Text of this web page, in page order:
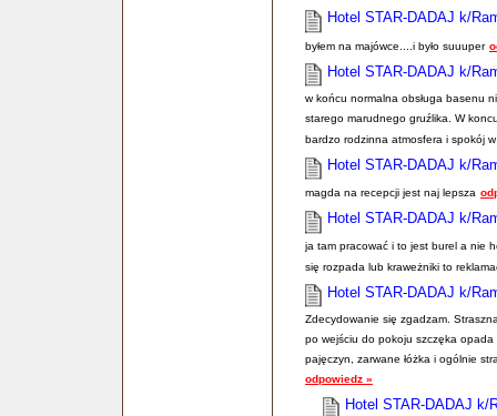
Hotel STAR-DADAJ k/
byłem na majówce....i było suuuper
Hotel STAR-DADAJ k/
w końcu normalna obsługa basenu
starego marudnego gruźlika. W
bardzo rodzinna atmosfera i spokój
Hotel STAR-DADAJ k/
magda na recepcji jest naj lepsza
Hotel STAR-DADAJ k/
ja tam pracować i to jest burel a nie
się rozpada lub kraweżniki to
Hotel STAR-DADAJ k/
Zdecydowanie się zgadzam.
po wejściu do pokoju szczęka opada
pajęczyn, zarwane łóżka i ogólnie
odpowiedz »
Hotel STAR-DADAJ k/